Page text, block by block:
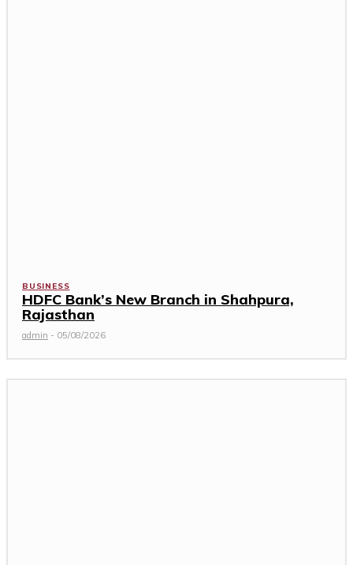
BUSINESS
HDFC Bank’s New Branch in Shahpura,
Rajasthan
admin - 05/08/2026